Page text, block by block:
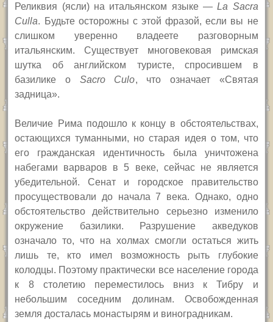
Реликвия (ясли) на итальянском языке —La Sacra
Culla. Будьте осторожны с этой фразой, если вы не
слишком уверенно владеете разговорным
итальянским. Существует многовековая римская
шутка об английском туристе, спросившем в
базилике о Sacro Culo, что означает «Святая
задница».
Величие Рима подошло к концу в обстоятельствах,
остающихся туманными, но старая идея о том, что
его гражданская идентичность была уничтожена
набегами варваров в 5 веке, сейчас не является
убедительной. Сенат и городское правительство
просуществовали до начала 7 века. Однако, одно
обстоятельство действительно серьезно изменило
окружение базилики. Разрушение акведуков
означало то, что на холмах смогли остаться жить
лишь те, кто имел возможность рыть глубокие
колодцы. Поэтому практически все население города
к 8 столетию переместилось вниз к Тибру и
небольшим соседним долинам. Освобожденная
земля досталась монастырям и виноградникам.